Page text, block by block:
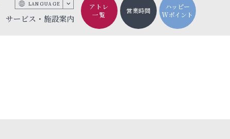
サービス・施設案内
LANGUAGE
アトレ
一覧
営業時間
ハッピー
Wポイント